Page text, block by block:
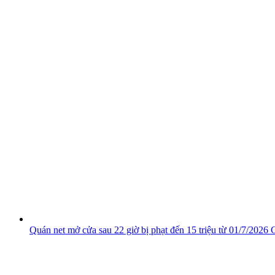
Quán net mở cửa sau 22 giờ bị phạt đến 15 triệu từ 01/7/2026